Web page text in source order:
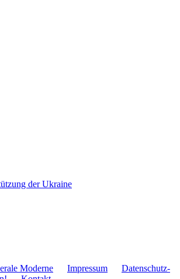
der Ukraine
Moderne Impres­sum
Daten­schutz­